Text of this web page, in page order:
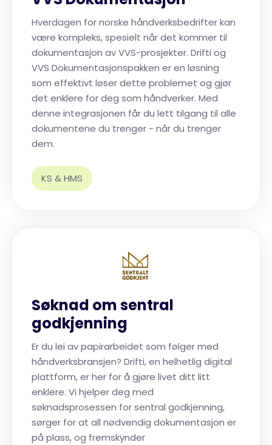
Hverdagen for norske håndverksbedrifter kan
være kompleks, spesielt når det kommer til
dokumentasjon av VVS-prosjekter. Drifti og
VVS Dokumentasjonspakken er en løsning
som effektivt løser dette problemet og gjør
det enklere for deg som håndverker. Med
denne integrasjonen får du lett tilgang til alle
dokumentene du trenger - når du trenger
dem.
KS & HMS
Søknad om sentral
godkjenning
Er du lei av papirarbeidet som følger med
håndverksbransjen? Drifti, en helhetlig digital
plattform, er her for å gjøre livet ditt litt
enklere. Vi hjelper deg med
søknadsprosessen for sentral godkjenning,
sørger for at all nødvendig dokumentasjon er
på plass, og fremskynder